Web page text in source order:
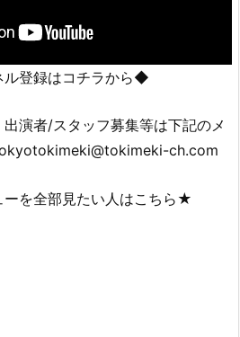
登録はコチラから◆
演者/スタッフ募集等は下記のメ
ch.com
を全部見たい人はこちら★